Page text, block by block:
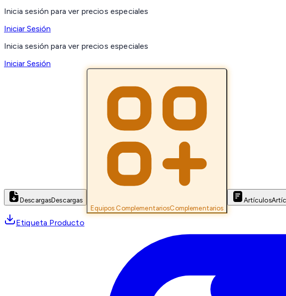
Inicia sesión para ver precios especiales
Iniciar Sesión
Inicia sesión para ver precios especiales
Iniciar Sesión
DescargasDescargas
Equipos ComplementariosComplementarios
Artículos
Etiqueta Producto